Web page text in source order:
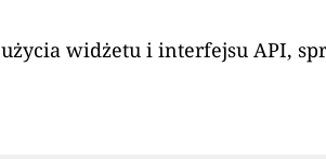
widżetu i interfejsu API,